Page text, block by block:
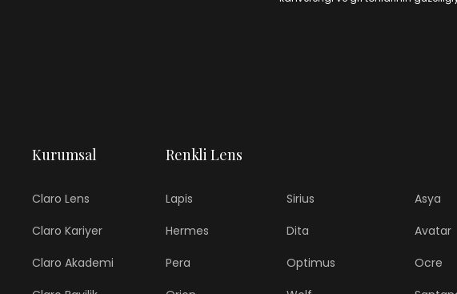
Kurumsal
Claro Lens
Claro Kariyer
Claro Akademi
Renkli Lens
Lapis
Hermes
Pera
Sirius
Dita
Optimus
Asya
Avatar
Ocre